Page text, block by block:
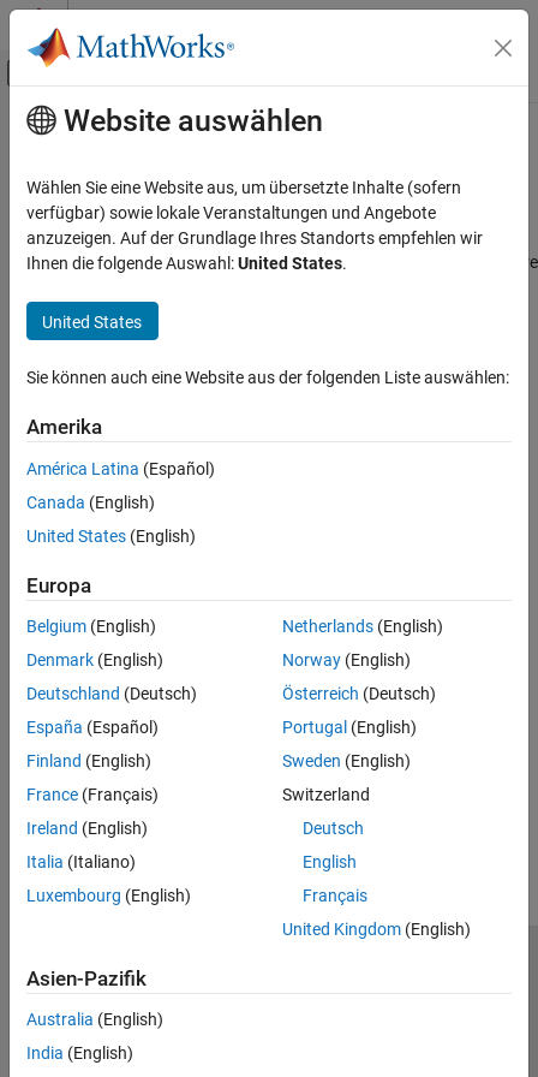
Weiter zum Inhalt
Umschaltung für Off-Canvas-
Startseite der Dokumentation
Arduino Hardware
Peripherals
CAN
Allow All Messages
Description
Settings
Programmatic Use
Hauptinhalt
Allow All Messages
Option to allow all IDs to pass filter
Model Configuration Pane:Hardware Implementation / Hardware
Description
Select this option to allow all IDs to pass the filter. If this option is
messages.
off|on
Programmatic Use
No programmatic use is available.
Version History
Introduced in R2019b
How useful was this information?
Website auswählen
Wählen Sie eine Website aus, um übersetzte Inhalte (sofern
verfügbar) sowie lokale Veranstaltungen und Angebote
anzuzeigen. Auf der Grundlage Ihres Standorts empfehlen wir
Ihnen die folgende Auswahl:United States.
United States
Sie können auch eine Website aus der folgenden Liste auswählen:
Amerika
América Latina (Español)
Canada (English)
United States (English)
Europa
Belgium (English)
Denmark (English)
Deutschland (Deutsch)
España (Español)
Finland (English)
France (Français)
Ireland (English)
Italia (Italiano)
Luxembourg (English)
Netherlands(English)
Norway(English)
Österreich (Deutsch)
Portugal (English)
Sweden (English)
Switzerland
Deutsch
English
Français
United Kingdom(English)
Asien-Pazifik
Australia (English)
India (English)
Trust Center